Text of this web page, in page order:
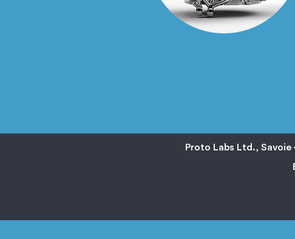
Proto Labs Ltd., Savoie